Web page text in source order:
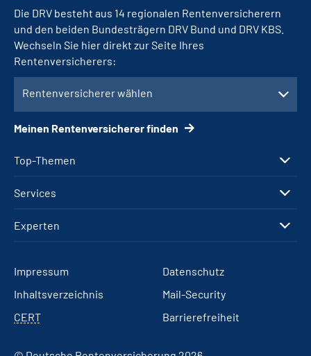
Top-Themen
Services
Experten
Die DRV besteht aus 14 regionalen Rentenversicherern
und den beiden Bundesträgern DRV Bund und DRV KBS.
Wechseln Sie hier direkt zur Seite Ihres
Rentenversicherers:
Rentenversicherer wählen
Meinen Rentenversicherer finden
Impressum
Datenschutz
Inhaltsverzeichnis
Mail-Security
CERT
Barrierefreiheit